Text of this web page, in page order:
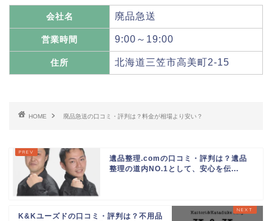
会社名 廃品急送
営業時間 9:00～19:00
住所 北海道三笠市高美町2-15
HOME 廃品急送の口コミ・評判は？料金が相場より安い？
遺品整理.comの口コミ・評判は？遺品
整理の道内NO.1として、安心を伝...
K&Kユーズドの口コミ・評判は？不用品